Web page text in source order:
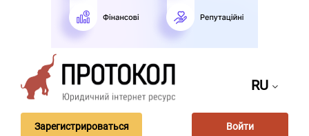
RU
Зарегистрироваться Войти